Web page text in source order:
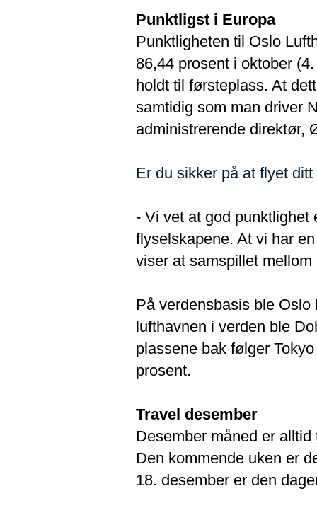
Punktligst i Europa
Punktligheten til Oslo
86,44 prosent i oktober
holdt til førsteplass. At
samtidig som man driver
administrerende direktør,
Er du sikker på at flyet
- Vi vet at god
flyselskapene. At vi har
viser at samspillet
På verdensbasis ble
lufthavnen i verden ble
plassene bak følger
prosent.
Travel desember
Desember måned er
Den kommende uken er
18. desember er den